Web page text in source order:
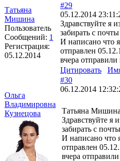
Татьяна
Мишина
Пользователь
Сообщений: 1
Регистрация:
05.12.2014
#29
05.12.2014
Здравствуйте я
забирать с
И написано что я
отправлен
вчера
Цитировать
Ольга
Владимировна
Кузнецова
#30
06.12.2014
Татьяна
Здравствуйте я
забирать с
И написано что
отправлен
вчера